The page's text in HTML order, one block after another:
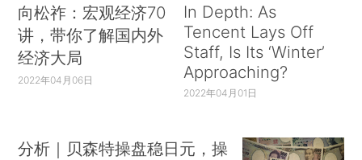
向松祚：宏观经济70
讲，带你了解国内外
经济大局
2022年04月06日
In Depth: As
Tencent Lays Off
Staff, Is Its ‘Winter’
Approaching?
2022年04月01日
分析｜贝森特操盘稳日元，操